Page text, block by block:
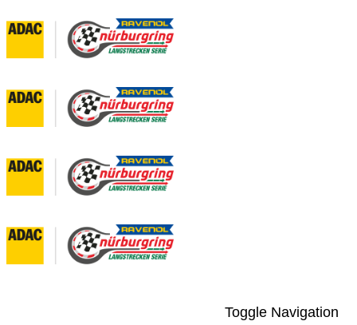
Toggle Navigation